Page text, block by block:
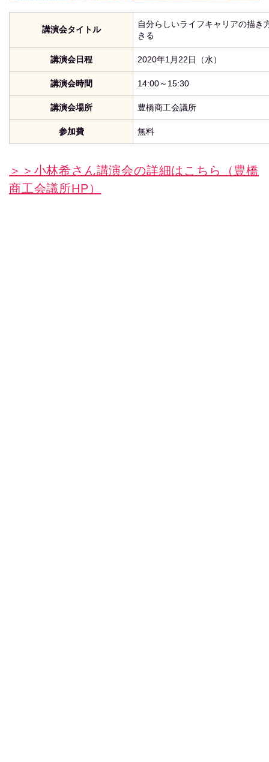
講演会タイトル
自分らしいライフキャリアの描き
きる
講演会日程 2020年1月22日（水）
講演会時間 14:00～15:30
講演会場所 豊橋商工会議所
参加費 無料
＞＞小林希さん講演会の詳細はこちら（豊橋
商工会議所HP）